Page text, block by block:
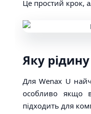
Це простий крок,
Яку
Для Wenax U
особливо якщо
підходить для